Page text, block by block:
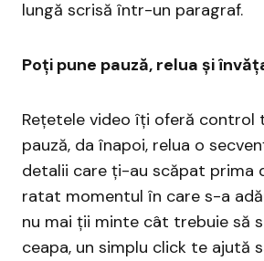
lungă scrisă într-un paragraf.
Poți pune pauză, relua și
Rețetele video îți oferă control
pauză, da înapoi, relua o
detalii care ți-au scăpat prima
ratat momentul în care s-a
nu mai ții minte cât trebuie să
ceapa, un simplu click te ajută